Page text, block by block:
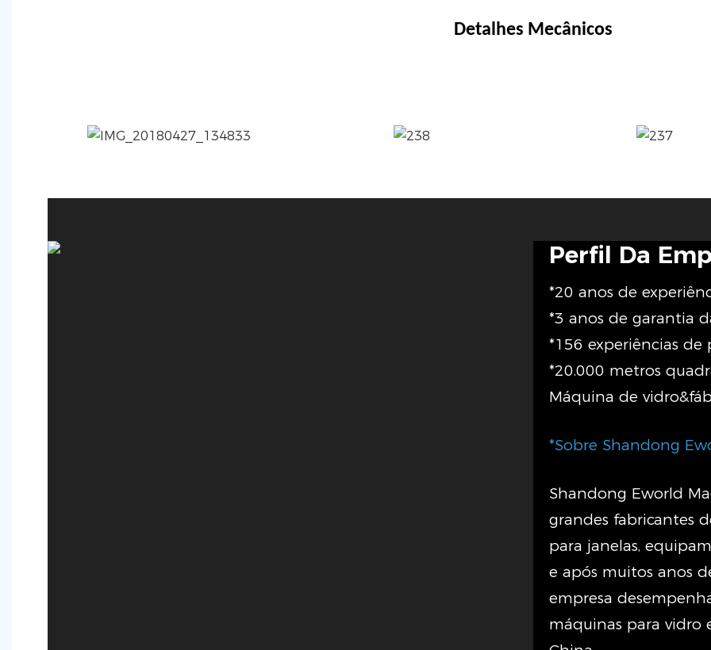
Detalhes Mecânicos
Perfil Da
*20 anos de
*3 anos de garantia
*156 experiências de
*20.000 metros
Máquina de
*Sobre Shandong
Shandong Eworld
grandes fabricantes
para janelas,
e após muitos anos
empresa
máquinas para vidro